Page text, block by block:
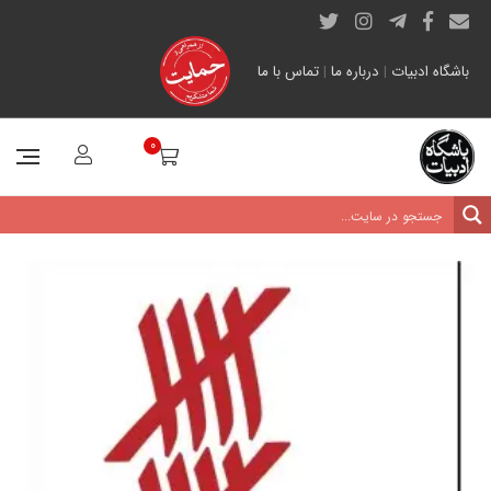
باشگاه ادبیات | درباره ما | تماس با ما
0